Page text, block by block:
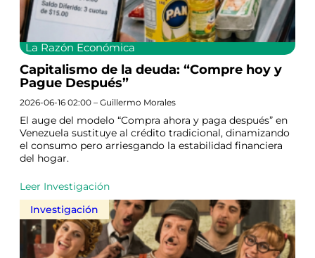
La Razón Económica
Capitalismo de la deuda: “Compre hoy y
Pague Después”
2026-06-16 02:00 – Guillermo Morales
El auge del modelo “Compra ahora y paga después” en
Venezuela sustituye al crédito tradicional, dinamizando
el consumo pero arriesgando la estabilidad financiera
del hogar.
Leer Investigación
Investigación